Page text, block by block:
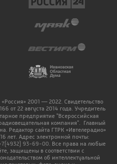
2001 — 2022. Свидетельство
от 22 августа 2014 года. Учредитель
предприятие "Всероссийская
компания". Главный
Редактор сайта ГТРК «Ивтелерадио»
лет. Адрес электронной почты:
93-69-00 . Все права на любые
защищены в соответствии с
об интеллектуальной